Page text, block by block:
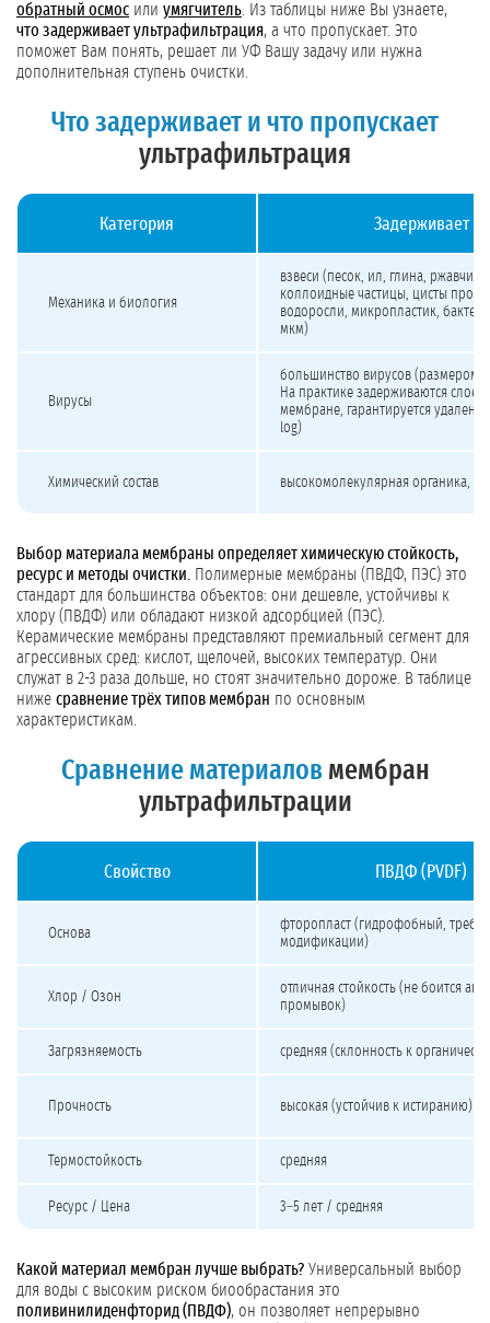
обратный осмос или умягчитель . Из таблицы ниже Вы узнаете,
что задерживает ультрафильтрация, а что пропускает. Это
поможет Вам понять, решает ли УФ Вашу задачу или нужна
дополнительная ступень очистки.
Что задерживает и что пропускает
ультрафильтрация
Категория Задерживает
Механика и биология
взвеси (песок, ил, глина,
коллоидные частицы, цисты
водоросли, микропластик,
мкм)
Вирусы
большинство вирусов (размером
На практике задерживаются слоем
мембране, гарантируется
log)
Химический состав высокомолекулярная органика,
Выбор материала мембраны определяет химическую стойкость,
ресурс и методы очистки.
Полимерные мембраны (ПВДФ, ПЭС) это
стандарт для большинства объектов: они дешевле, устойчивы к
хлору (ПВДФ) или обладают низкой адсорбцией (ПЭС).
Керамические мембраны представляют премиальный сегмент для
агрессивных сред: кислот, щелочей, высоких температур. Они
служат в 2-3 раза дольше, но стоят значительно дороже. В таблице
ниже сравнение трёх типов мембран по основным
характеристикам.
Сравнение материаловмембран
ультрафильтрации
Свойство ПВДФ (PVDF)
Основа
фторопласт (гидрофобный,
модификации)
Хлор / Озон
отличная стойкость (не боится
промывок)
Загрязняемость средняя (склонность к
Прочность высокая (устойчив к истиранию)
Термостойкость средняя
Ресурс / Цена 3–5 лет / средняя
Какой материал мембран лучше выбрать? Универсальный выбор
для воды с высоким риском биообрастания это
поливинилиденфторид (ПВДФ), он позволяет непрерывно